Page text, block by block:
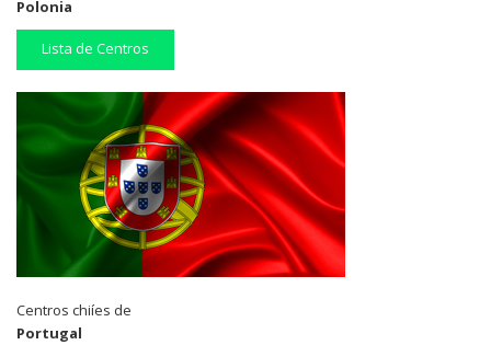
Polonia
Lista de Centros
Centros chiíes de
Portugal